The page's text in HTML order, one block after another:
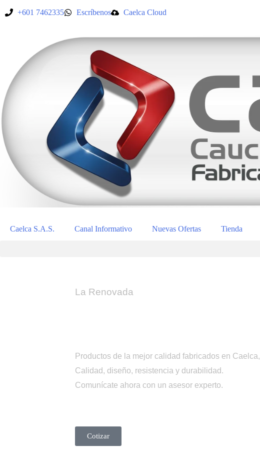
+601 7462335 Escríbenos Caelca Cloud
Caelca S.A.S. Canal Informativo Nuevas Ofertas Tienda
La Renovada
Productos de la mejor calidad fabricados en Caelca,
Calidad, diseño, resistencia y durabilidad.
Comunícate ahora con un asesor experto.
Cotizar